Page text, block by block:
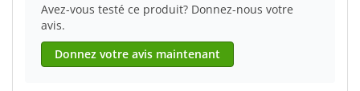
Avez-vous testé ce produit? Donnez-nous votre
avis.
Donnez votre avis maintenant